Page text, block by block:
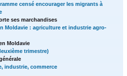
censé encourager les migrants à
ses marchandises
Moldavie : agriculture et industrie agro-
Moldavie
trimestre)
industrie, commerce